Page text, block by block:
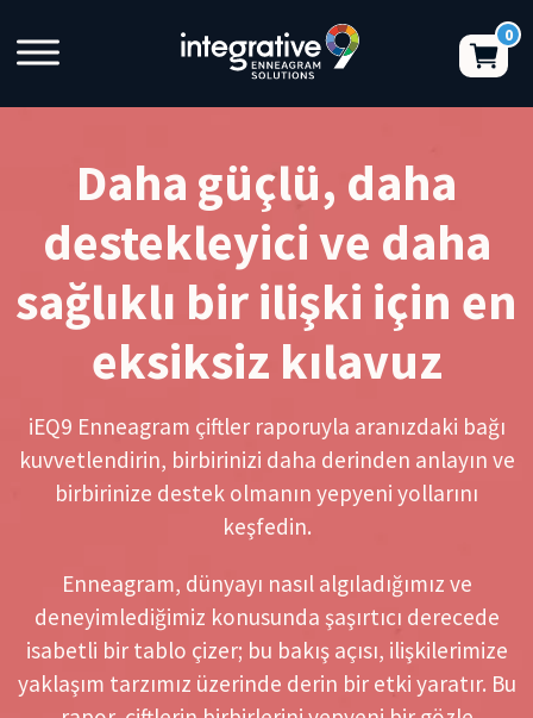
Daha güçlü, daha
destekleyici ve daha
sağlıklı bir ilişki için en
eksiksiz kılavuz
iEQ9 Enneagram çiftler raporuyla aranızdaki bağı
kuvvetlendirin, birbirinizi daha derinden anlayın ve
birbirinize destek olmanın yepyeni yollarını
keşfedin.
Enneagram, dünyayı nasıl algıladığımız ve
deneyimlediğimiz konusunda şaşırtıcı derecede
isabetli bir tablo çizer; bu bakış açısı, ilişkilerimize
yaklaşım tarzımız üzerinde derin bir etki yaratır. Bu